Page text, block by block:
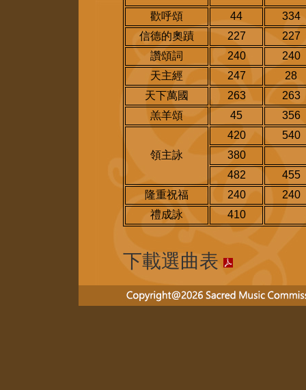
歡呼頌
44
334
信德的奧蹟
227
227
讚頌詞
240
240
天主經
247
28
天下萬國
263
263
羔羊頌
45 356
領主詠
420
540
380
482
455
隆重祝福
240
240
禮成詠
410
下載選曲表